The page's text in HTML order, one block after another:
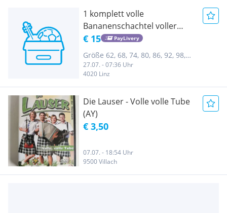
1 komplett volle
Bananenschachtel voller
Kinderkleidung
€ 15 PayLivery
Größe 62, 68, 74, 80, 86, 92, 98,
104, 110, 116, 122, 128, 134, 140,
146, 152, 158, 164, 170, ab 176
27.07. - 07:36 Uhr
4020 Linz
Die Lauser - Volle volle Tube
(AY)
€ 3,50
07.07. - 18:54 Uhr
9500 Villach